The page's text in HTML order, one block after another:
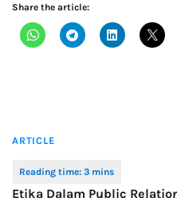
Share the article:
ARTICLE
Etika Dalam Public